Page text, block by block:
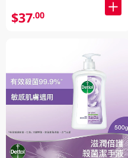
$37.00